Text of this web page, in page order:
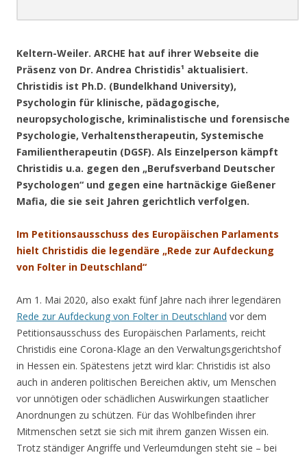
Keltern-Weiler. ARCHE hat auf ihrer Webseite die
Präsenz von Dr. Andrea Christidis¹ aktualisiert.
Christidis ist Ph.D. (Bundelkhand University),
Psychologin für klinische, pädagogische,
neuropsychologische, kriminalistische und forensische
Psychologie, Verhaltenstherapeutin, Systemische
Familientherapeutin (DGSF). Als Einzelperson kämpft
Christidis u.a. gegen den „Berufsverband Deutscher
Psychologen“ und gegen eine hartnäckige Gießener
Mafia, die sie seit Jahren gerichtlich verfolgen.
Im Petitionsausschuss des Europäischen Parlaments
hielt Christidis die legendäre „Rede zur Aufdeckung
von Folter in Deutschland“
Am 1. Mai 2020, also exakt fünf Jahre nach ihrer legendären
Rede zur Aufdeckung von Folter in Deutschland vor dem
Petitionsausschuss des Europäischen Parlaments, reicht
Christidis eine Corona-Klage an den Verwaltungsgerichtshof
in Hessen ein. Spätestens jetzt wird klar: Christidis ist also
auch in anderen politischen Bereichen aktiv, um Menschen
vor unnötigen oder schädlichen Auswirkungen staatlicher
Anordnungen zu schützen. Für das Wohlbefinden ihrer
Mitmenschen setzt sie sich mit ihrem ganzen Wissen ein.
Trotz ständiger Angriffe und Verleumdungen steht sie – bei